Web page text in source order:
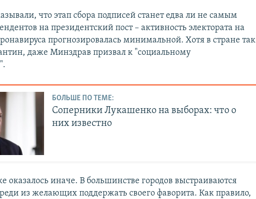
что этап сбора подписей станет едва ли не самым
на президентский пост – активность электората на
прогнозировалась минимальной. Хотя в стране так
даже Минздрав призвал к "социальному
БОЛЬШЕ ПО ТЕМЕ:
Соперники Лукашенко на выборах: что о
них известно
оказалось иначе. В большинстве городов выстраиваются
из желающих поддержать своего фаворита. Как правило,